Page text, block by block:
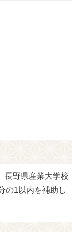
長野県産業大学校
の1以内を補助し